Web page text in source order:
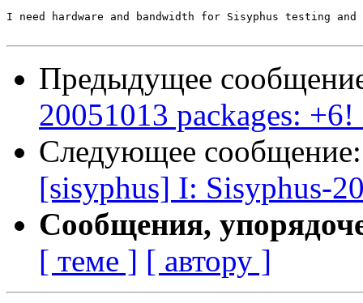
I need hardware and bandwidth for Sisyphus testing
Предыдущее
20051013 packages:
Следующее
[sisyphus] I: Sisyphus-
Сообщения,
[ теме ] [ автору ]